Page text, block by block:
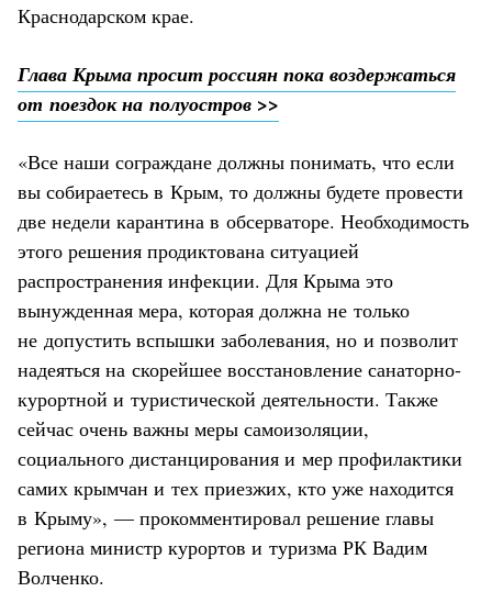
Краснодарском крае.
Глава Крыма просит россиян пока воздержаться
от поездок на полуостров >>
«Все наши сограждане должны понимать, что если
вы собираетесь в Крым, то должны будете провести
две недели карантина в обсерваторе. Необходимость
этого решения продиктована ситуацией
распространения инфекции. Для Крыма это
вынужденная мера, которая должна не только
не допустить вспышки заболевания, но и позволит
надеяться на скорейшее восстановление санаторно-
курортной и туристической деятельности. Также
сейчас очень важны меры самоизоляции,
социального дистанцирования и мер профилактики
самих крымчан и тех приезжих, кто уже находится
в Крыму», — прокомментировал решение главы
региона министр курортов и туризма РК Вадим
Волченко.